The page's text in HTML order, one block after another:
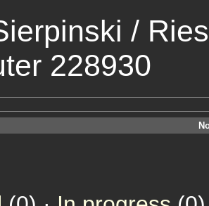
/
228930